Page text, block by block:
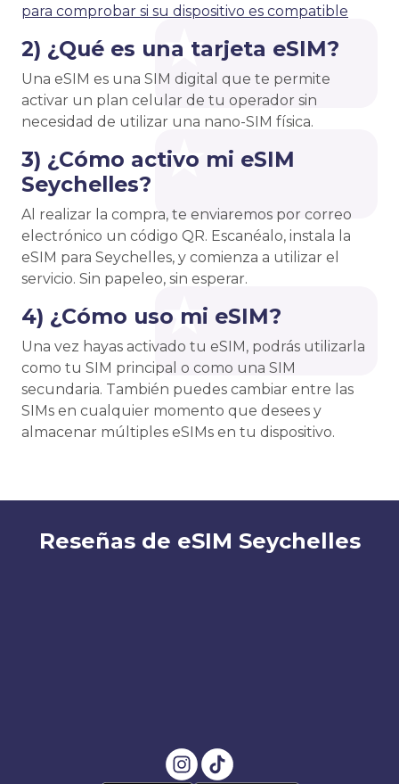
para comprobar si su dispositivo es compatible
2) ¿Qué es una tarjeta eSIM?
Una eSIM es una SIM digital que te permite
activar un plan celular de tu operador sin
necesidad de utilizar una nano-SIM física.
3) ¿Cómo activo mi eSIM
Seychelles?
Al realizar la compra, te enviaremos por correo
electrónico un código QR. Escanéalo, instala la
eSIM para Seychelles, y comienza a utilizar el
servicio. Sin papeleo, sin esperar.
4) ¿Cómo uso mi eSIM?
Una vez hayas activado tu eSIM, podrás utilizarla
como tu SIM principal o como una SIM
secundaria. También puedes cambiar entre las
SIMs en cualquier momento que desees y
almacenar múltiples eSIMs en tu dispositivo.
Reseñas de eSIM Seychelles